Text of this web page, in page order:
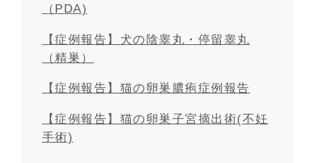
（PDA)
【症例報告】犬の陰睾丸・停留睾丸
（精巣）
【症例報告】猫の卵巣膿疱症例報告
【症例報告】猫の卵巣子宮摘出術(不妊
手術)